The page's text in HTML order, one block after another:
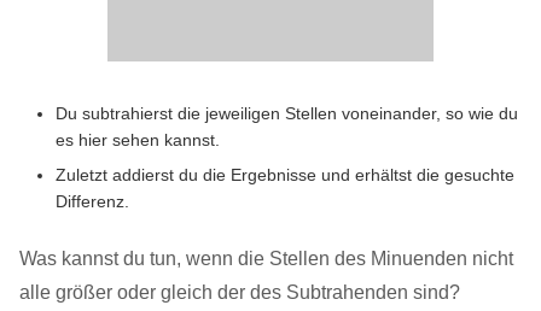
Du subtrahierst die jeweiligen Stellen voneinander, so wie du
es hier sehen kannst.
Zuletzt addierst du die Ergebnisse und erhältst die gesuchte
Differenz.
Was kannst du tun, wenn die Stellen des Minuenden nicht
alle größer oder gleich der des Subtrahenden sind?